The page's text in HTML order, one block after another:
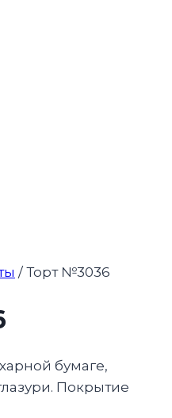
/ Торт №3036
бумаге,
Покрытие